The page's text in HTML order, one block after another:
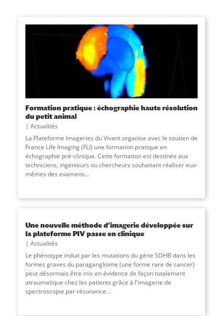
Formation pratique : échographie haute résolution
du petit animal
Actualités
La Plateforme Imageries du Vivant organise avec le soutien de
France Life Imaging (FLI) une formation pratique en
échographie pré-clinique. Cette formation est destinée aux
techniciens, ingénieurs ou chercheurs souhaitant réaliser eux-
mêmes des examens...
Une nouvelle méthode d’imagerie développée sur
la plateforme PIV passe en clinique
Actualités
Le phénotype induit par les mutations du gène SDHB dans les
formes graves du paragangliome (une forme rare de cancer)
peut désormais être mis en évidence de façon totalement
atraumatique chez les patients grâce à l'imagerie de
spectroscopie par résonance...